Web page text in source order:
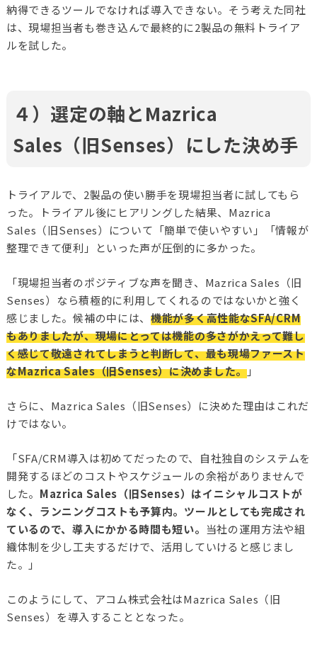
納得できるツールでなければ導入できない。そう考えた同社
は、現場担当者も巻き込んで最終的に2製品の無料トライア
ルを試した。
４）選定の軸とMazrica
Sales（旧Senses）にした決め手
トライアルで、2製品の使い勝手を現場担当者に試してもら
った。トライアル後にヒアリングした結果、Mazrica
Sales（旧Senses）について「簡単で使いやすい」「情報が
整理できて便利」といった声が圧倒的に多かった。
「現場担当者のポジティブな声を聞き、Mazrica Sales（旧
Senses）なら積極的に利用してくれるのではないかと強く
感じました。候補の中には、機能が多く高性能なSFA/CRM
もありましたが、現場にとっては機能の多さがかえって難し
く感じて敬遠されてしまうと判断して、最も現場ファースト
なMazrica Sales（旧Senses）に決めました。」
さらに、Mazrica Sales（旧Senses）に決めた理由はこれだ
けではない。
「SFA/CRM導入は初めてだったので、自社独自のシステムを
開発するほどのコストやスケジュールの余裕がありませんで
した。 Mazrica Sales（旧Senses）はイニシャルコストが
なく、ランニングコストも予算内。ツールとしても完成され
ているので、導入にかかる時間も短い。 当社の運用方法や組
織体制を少し工夫するだけで、活用していけると感じまし
た。」
このようにして、アコム株式会社はMazrica Sales（旧
Senses）を導入することとなった。